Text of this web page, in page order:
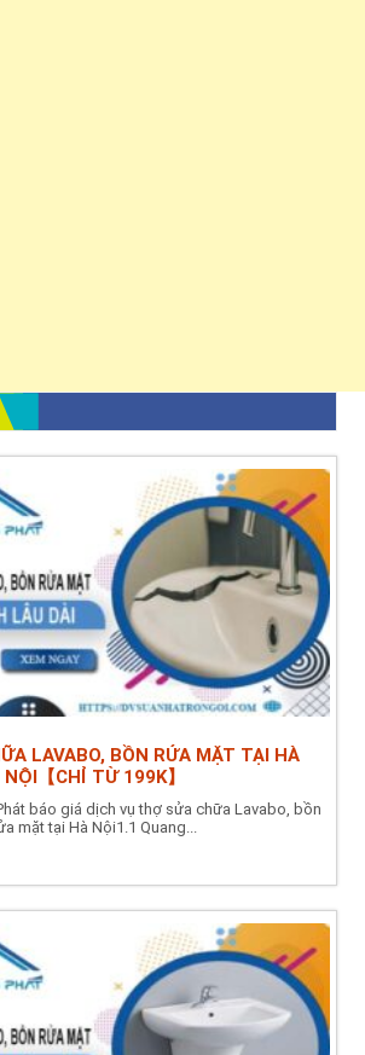
LAVABO, BỒN RỬA MẶT TẠI HÀ
NỘI【CHỈ TỪ 199K】
báo giá dịch vụ thợ sửa chữa Lavabo, bồn
mặt tại Hà Nội1.1 Quang...